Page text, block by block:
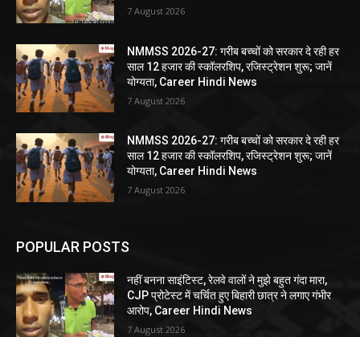
7 August 2026
NMMSS 2026-27: गरीब बच्चों को सरकार दे रही हर
साल 12 हजार की स्कॉलरशिप, रजिस्ट्रेशन शुरू; जानें
योग्यता, Career Hindi News
7 August 2026
NMMSS 2026-27: गरीब बच्चों को सरकार दे रही हर
साल 12 हजार की स्कॉलरशिप, रजिस्ट्रेशन शुरू; जानें
योग्यता, Career Hindi News
7 August 2026
POPULAR POSTS
नहीं बनना साइंटिस्ट, रेलवे वालों ने मुझे बहुत गंदा मारा,
CJP प्रोटेस्ट में चर्चित हुए बिहारी छात्र ने लगाए गंभीर
आरोप, Career Hindi News
7 August 2026